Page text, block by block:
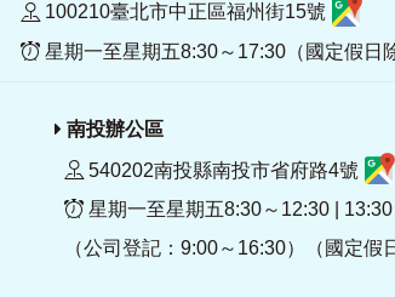
100210臺北市中正區福州街15號
星期一至星期五8:30～17:30（國定假日
南投辦公區
540202南投縣南投市省府路4號
星期一至星期五8:30～12:30 |
（公司登記：9:00～16:30）（國定假